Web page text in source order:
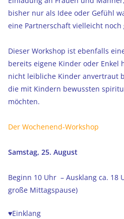
bisher nur als Idee oder Gefühl
eine Partnerschaft vielleicht
Dieser Workshop ist ebenfalls
bereits eigene Kinder oder Enkel
nicht leibliche Kinder anvertraut
die mit Kindern bewussten
möchten.
Der Wochenend-Workshop
Samstag, 25. August
Beginn 10 Uhr – Ausklang ca. 18
große Mittagspause)
♥Einklang